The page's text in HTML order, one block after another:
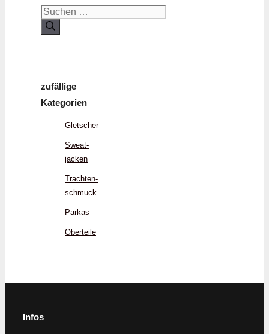
Suchen
nach:
zufällige
Kategorien
Gletscher
Sweat­
jacken
Trachten­
schmuck
Parkas
Oberteile
Infos